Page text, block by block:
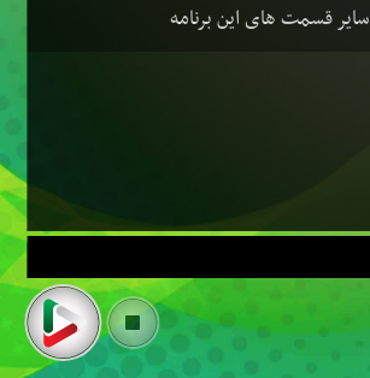
سایر قسمت های این برنامه